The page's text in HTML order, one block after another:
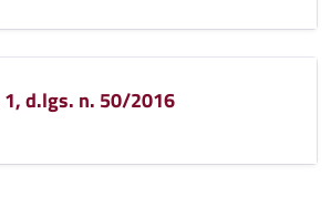
d.lgs. n. 50/2016